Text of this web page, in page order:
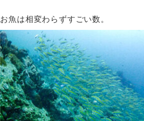
お魚は相変わらずすごい数。